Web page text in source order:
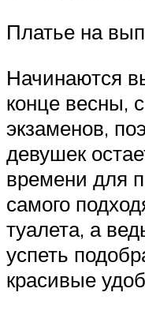
Платье на
Начинаются
конце весны,
экзаменов,
девушек
времени для
самого
туалета, а
успеть
красивые